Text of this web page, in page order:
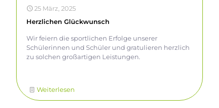
25 März, 2025
Herzlichen Glückwunsch
Wir feiern die sportlichen Erfolge unserer
Schülerinnen und Schüler und gratulieren herzlich
zu solchen großartigen Leistungen.
Weiterlesen